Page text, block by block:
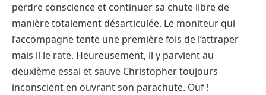
perdre conscience et continuer sa chute libre de
manière totalement désarticulée. Le moniteur qui
l’accompagne tente une première fois de l’attraper
mais il le rate. Heureusement, il y parvient au
deuxième essai et sauve Christopher toujours
inconscient en ouvrant son parachute. Ouf !